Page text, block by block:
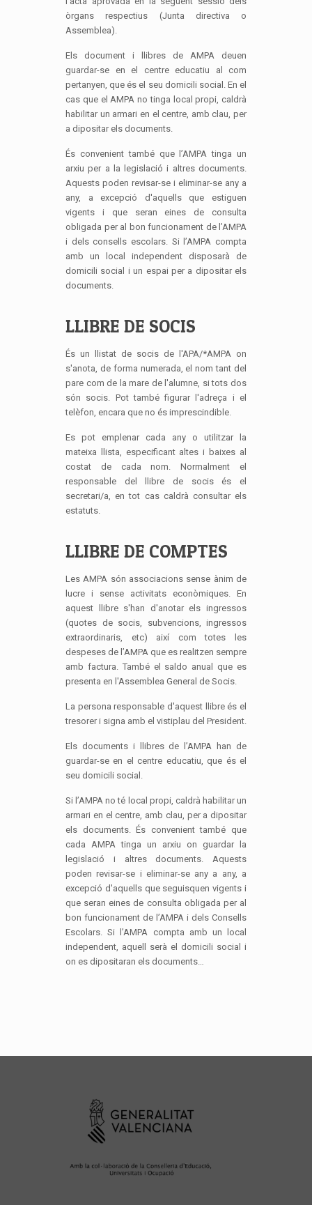
òrgans respectius (Junta directiva o
Assemblea).
Els document i llibres de AMPA deuen
guardar-se en el centre educatiu al com
pertanyen, que és el seu domicili social. En el
cas que el AMPA no tinga local propi, caldrà
habilitar un armari en el centre, amb clau, per
a dipositar els documents.
És convenient també que l’AMPA tinga un
arxiu per a la legislació i altres documents.
Aquests poden revisar-se i eliminar-se any a
any, a excepció d'aquells que estiguen
vigents i que seran eines de consulta
obligada per al bon funcionament de l’AMPA
i dels consells escolars. Si l’AMPA compta
amb un local independent disposarà de
domicili social i un espai per a dipositar els
documents.
LLIBRE DE SOCIS
És un llistat de socis de l'APA/*AMPA on
s'anota, de forma numerada, el nom tant del
pare com de la mare de l'alumne, si tots dos
són socis. Pot també figurar l'adreça i el
telèfon, encara que no és imprescindible.
Es pot emplenar cada any o utilitzar la
mateixa llista, especificant altes i baixes al
costat de cada nom. Normalment el
responsable del llibre de socis és el
secretari/a, en tot cas caldrà consultar els
estatuts.
LLIBRE DE COMPTES
Les AMPA són associacions sense ànim de
lucre i sense activitats econòmiques. En
aquest llibre s'han d'anotar els ingressos
(quotes de socis, subvencions, ingressos
extraordinaris, etc) així com totes les
despeses de l’AMPA que es realitzen sempre
amb factura. També el saldo anual que es
presenta en l'Assemblea General de Socis.
La persona responsable d'aquest llibre és el
tresorer i signa amb el vistiplau del President.
Els documents i llibres de l’AMPA han de
guardar-se en el centre educatiu, que és el
seu domicili social.
Si l’AMPA no té local propi, caldrà habilitar un
armari en el centre, amb clau, per a dipositar
els documents. És convenient també que
cada AMPA tinga un arxiu on guardar la
legislació i altres documents. Aquests
poden revisar-se i eliminar-se any a any, a
excepció d'aquells que seguisquen vigents i
que seran eines de consulta obligada per al
bon funcionament de l’AMPA i dels Consells
Escolars. Si l’AMPA compta amb un local
independent, aquell serà el domicili social i
on es dipositaran els documents…